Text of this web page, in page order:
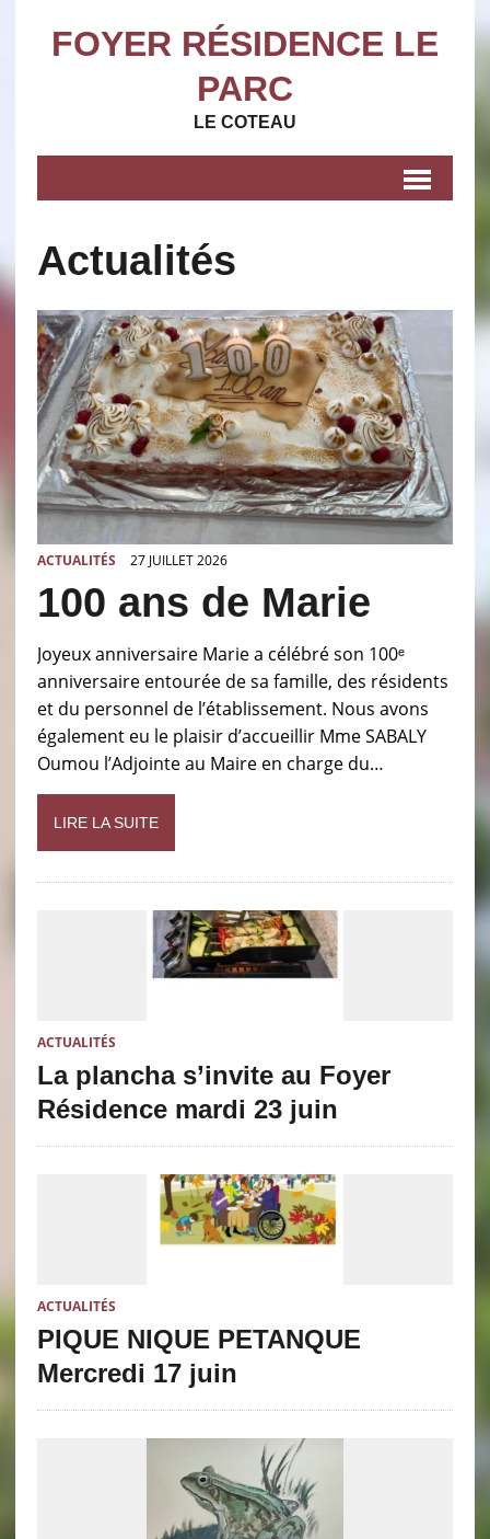
FOYER RÉSIDENCE LE
PARC
LE COTEAU
Actualités
ACTUALITÉS 27 JUILLET 2026
100 ans de Marie
Joyeux anniversaire Marie a célébré son 100ᵉ
anniversaire entourée de sa famille, des résidents
et du personnel de l’établissement. Nous avons
également eu le plaisir d’accueillir Mme SABALY
Oumou l’Adjointe au Maire en charge du…
LIRE LA SUITE
ACTUALITÉS
La plancha s’invite au Foyer
Résidence mardi 23 juin
ACTUALITÉS
PIQUE NIQUE PETANQUE
Mercredi 17 juin